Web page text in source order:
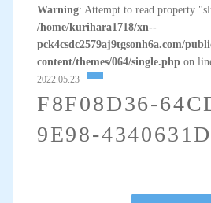
Warning: Attempt to read property
/home/kurihara1718/xn--
pck4csdc2579aj9tgsonh6a.com/
content/themes/064/single.phpon
2022.05.23
F8F08D36-
9E98-